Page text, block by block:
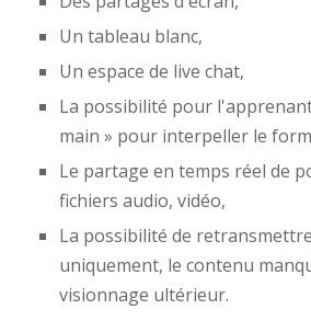
Un tableau blanc,
Un espace de live chat,
La possibilité pour
main » pour interpeller le
Le partage en temps réel de
fichiers audio, vidéo,
La possibilité de
uniquement, le contenu
visionnage ultérieur.